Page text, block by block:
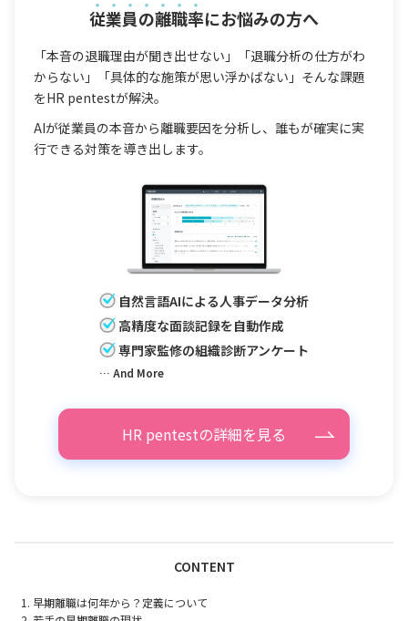
従業員の離職率にお悩みの方へ
「本音の退職理由が聞き出せない」「退職分析の仕方がわ
からない」「具体的な施策が思い浮かばない」そんな課題
をHR pentestが解決。
AIが従業員の本音から離職要因を分析し、誰もが確実に実
行できる対策を導き出します。
自然言語AIによる人事データ分析
高精度な面談記録を自動作成
専門家監修の組織診断アンケート
… And More
HR pentestの詳細を見る
CONTENT
早期離職は何年から？定義について